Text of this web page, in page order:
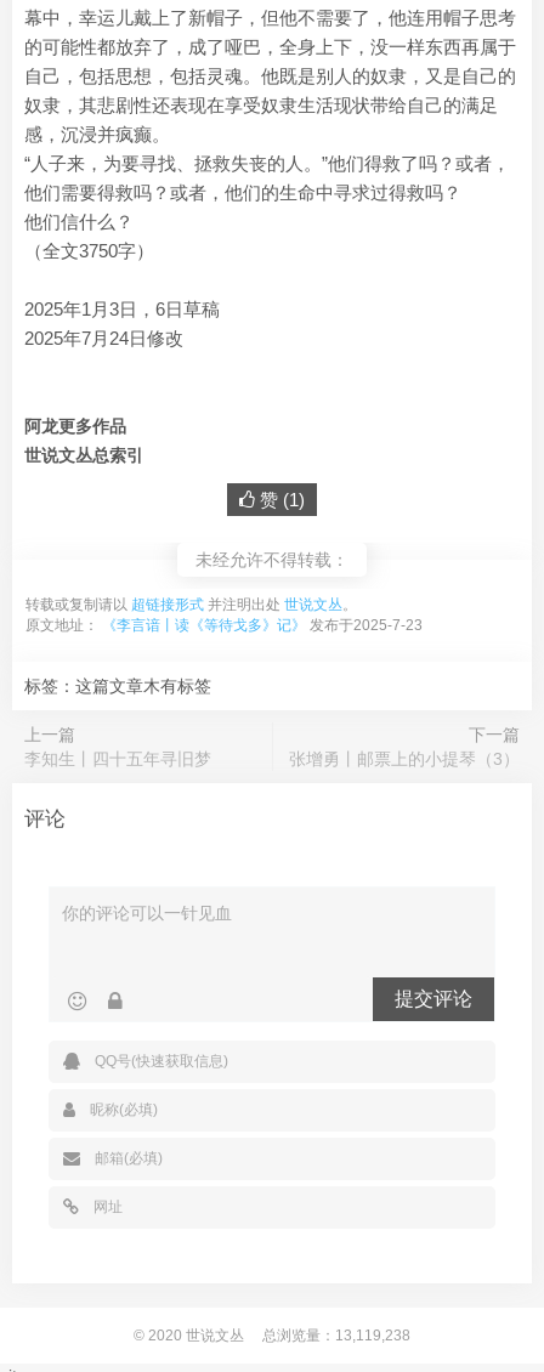
幕中，幸运儿戴上了新帽子，但他不需要了，他连用帽子思考
的可能性都放弃了，成了哑巴，全身上下，没一样东西再属于
自己，包括思想，包括灵魂。他既是别人的奴隶，又是自己的
奴隶，其悲剧性还表现在享受奴隶生活现状带给自己的满足
感，沉浸并疯癫。
“人子来，为要寻找、拯救失丧的人。”他们得救了吗？或者，
他们需要得救吗？或者，他们的生命中寻求过得救吗？
他们信什么？
（全文3750字）
2025年1月3日，6日草稿
2025年7月24日修改
阿龙更多作品
世说文丛总索引
赞 (1)
未经允许不得转载：
转载或复制请以 超链接形式 并注明出处 世说文丛。
原文地址：
《李言谙丨读《等待戈多》记》 发布于2025-7-23
标签：这篇文章木有标签
上一篇
李知生丨四十五年寻旧梦
下一篇
张增勇丨邮票上的小提琴（3）
评论
提交评论
© 2020 世说文丛 总浏览量：13,119,238